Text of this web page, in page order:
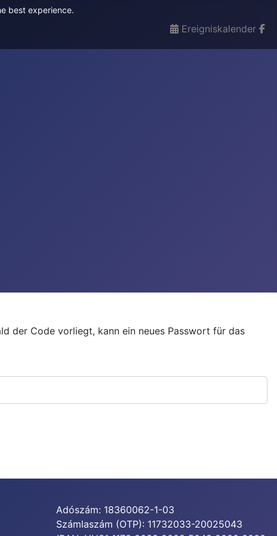
Ereigniskalender
der Code vorliegt, kann ein neues Passwort für das
Adószám: 18360062-1-03
Számlaszám (OTP): 11732033-20025043
best experience.